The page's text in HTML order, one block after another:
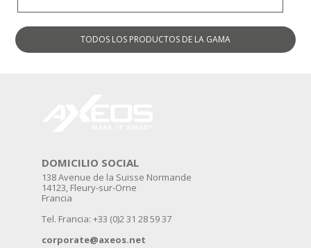
TODOS LOS PRODUCTOS DE LA GAMA
DOMICILIO SOCIAL
138 Avenue de la Suisse Normande
14123, Fleury-sur-Orne
Francia
Tel. Francia: +33 (0)2 31 28 59 37
corporate@axeos.net